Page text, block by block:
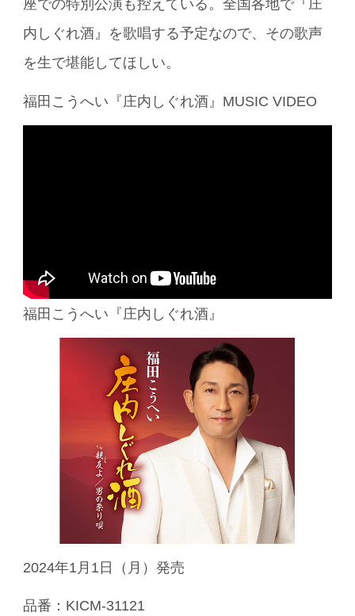
座での特別公演も控えている。全国各地で『庄
内しぐれ酒』を歌唱する予定なので、その歌声
を生で堪能してほしい。
福田こうへい『庄内しぐれ酒』MUSIC VIDEO
福田こうへい『庄内しぐれ酒』
2024年1月1日（月）発売
品番：KICM-31121